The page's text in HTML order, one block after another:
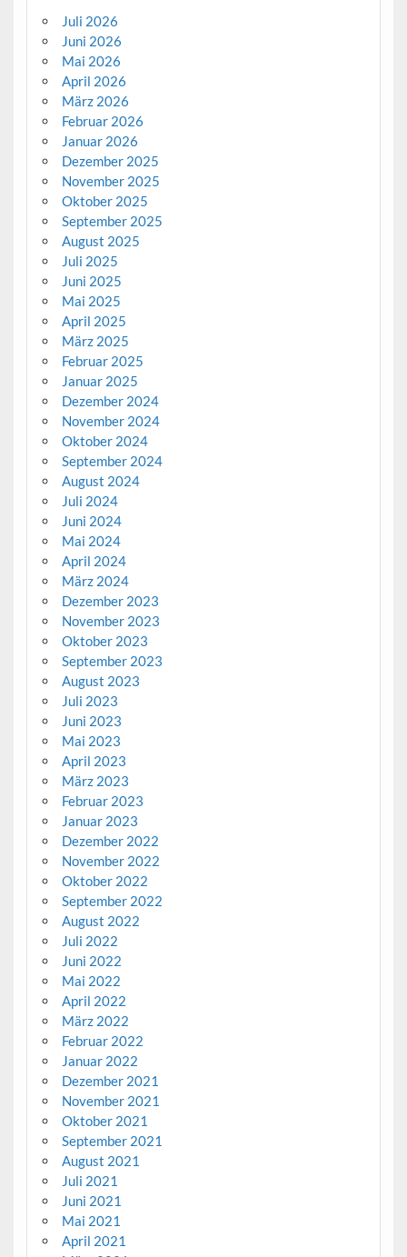
Juli 2026
Juni 2026
Mai 2026
April 2026
März 2026
Februar 2026
Januar 2026
Dezember 2025
November 2025
Oktober 2025
September 2025
August 2025
Juli 2025
Juni 2025
Mai 2025
April 2025
März 2025
Februar 2025
Januar 2025
Dezember 2024
November 2024
Oktober 2024
September 2024
August 2024
Juli 2024
Juni 2024
Mai 2024
April 2024
März 2024
Dezember 2023
November 2023
Oktober 2023
September 2023
August 2023
Juli 2023
Juni 2023
Mai 2023
April 2023
März 2023
Februar 2023
Januar 2023
Dezember 2022
November 2022
Oktober 2022
September 2022
August 2022
Juli 2022
Juni 2022
Mai 2022
April 2022
März 2022
Februar 2022
Januar 2022
Dezember 2021
November 2021
Oktober 2021
September 2021
August 2021
Juli 2021
Juni 2021
Mai 2021
April 2021